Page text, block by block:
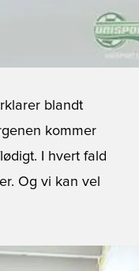
blandt
kommer
I hvert fald
Og vi kan vel